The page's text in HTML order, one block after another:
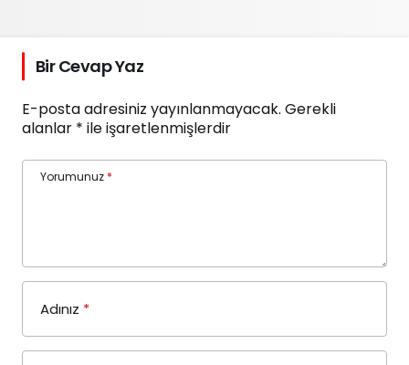
Bir Cevap Yaz
E-posta adresiniz yayınlanmayacak. Gerekli
alanlar * ile işaretlenmişlerdir
Yorumunuz *
Adınız *